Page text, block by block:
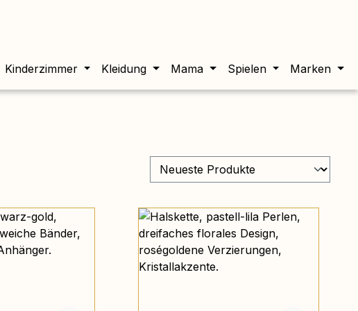
Kinderzimmer Kleidung Mama Spielen Marken